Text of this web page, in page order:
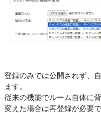
登録のみでは公開されず、
ます。
従来の機能でルーム自体に
変えた場合は再登録が必要